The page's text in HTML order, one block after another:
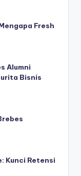
Fresh
Alumni
Bisnis
Kunci Retensi